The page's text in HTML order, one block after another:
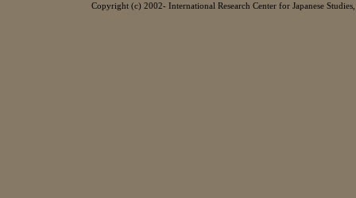
Copyright (c) 2002- International Research Center for Japanese